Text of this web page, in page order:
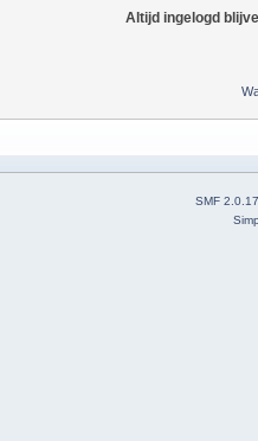
Altijd ingelogd
SMF 2.0.17